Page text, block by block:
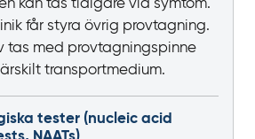
kan tas tidigare vid symtom.
får styra övrig provtagning.
tas med provtagningspinne
transportmedium.
tester (nucleic acid